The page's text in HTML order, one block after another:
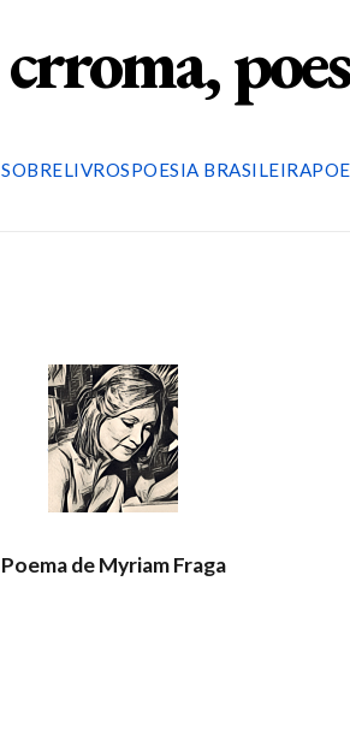
crroma,
SOBRELIVROSPOESIA BRASILEIRA
Poema de Myriam Fraga